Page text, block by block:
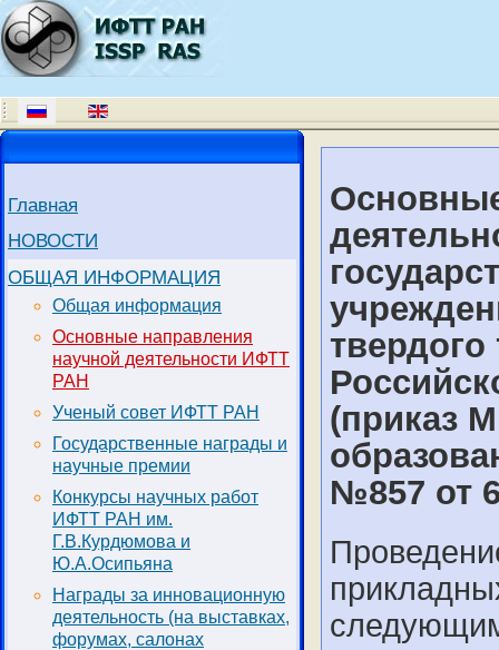
Главная
НОВОСТИ
ОБЩАЯ ИНФОРМАЦИЯ
Общая информация
Основные направления
научной деятельности ИФТТ
РАН
Ученый совет ИФТТ РАН
Государственные награды и
научные премии
Конкурсы научных работ
ИФТТ РАН им.
Г.В.Курдюмова и
Ю.А.Осипьяна
Награды за инновационную
деятельность (на выставках,
форумах, салонах
(приказ
№857 от